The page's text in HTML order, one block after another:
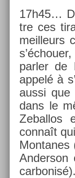
17h45…
tre ces
meil­leurs
parl­er de
appelé à
aussi que
dans le
Zebal­los
connaît
An­der­son
car­bonisé).